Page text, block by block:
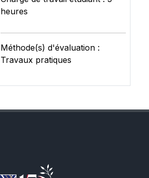
heures
Méthode(s) d'évaluation :
Travaux pratiques